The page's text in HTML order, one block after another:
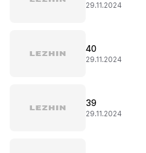
29.11.2024
40
29.11.2024
39
29.11.2024